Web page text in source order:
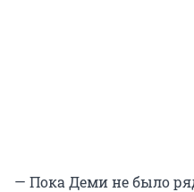
— Пока Деми не было